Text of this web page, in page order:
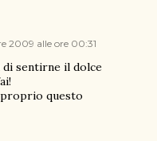
2009 alle ore 00:31
di sentirne il dolce
proprio questo